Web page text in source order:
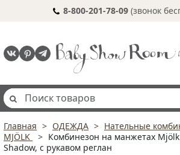
8-800-201-78-09 (звонок
Главная ОДЕЖДА
Нательные
MJÖLK
Комбинезон на манжетах
Shadow, с рукавом реглан